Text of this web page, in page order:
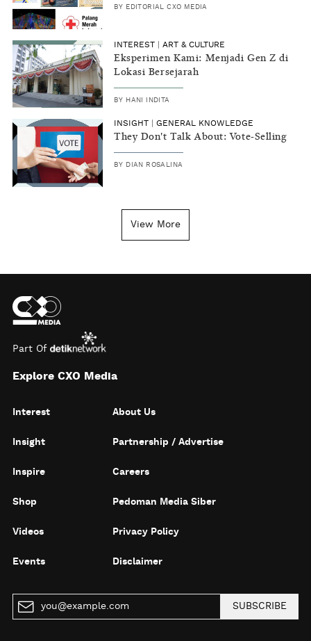
BY EDITORIAL CXO MEDIA
INTEREST ART & CULTURE
Eksperimen Kami: Menjadi Gen Z di
Lokasi Bersejarah
BY HANI INDITA
INSIGHT GENERAL KNOWLEDGE
They Don't Talk About: Vote-Selling
BY DIAN ROSALINA
View More
Part Of
Explore CXO Media
Interest
Insight
Inspire
Shop
Videos
Events
About Us
Partnership / Advertise
Careers
Pedoman Media Siber
Privacy Policy
Disclaimer
SUBSCRIBE